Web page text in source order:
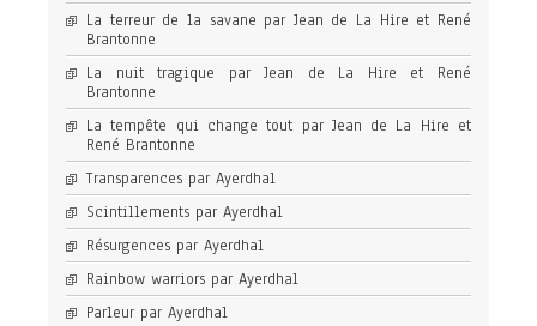
La terreur de la savane par Jean de La Hire et René
Brantonne
La nuit tragique par Jean de La Hire et René
Brantonne
La tempête qui change tout par Jean de La Hire et
René Brantonne
Transparences par Ayerdhal
Scintillements par Ayerdhal
Résurgences par Ayerdhal
Rainbow warriors par Ayerdhal
Parleur par Ayerdhal